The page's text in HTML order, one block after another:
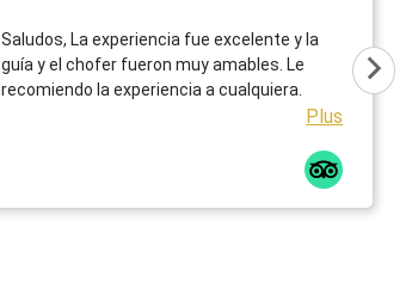
Saludos, La experiencia fue excelente y la
guía y el chofer fueron muy amables. Le
recomiendo la experiencia a cualquiera.
Plus